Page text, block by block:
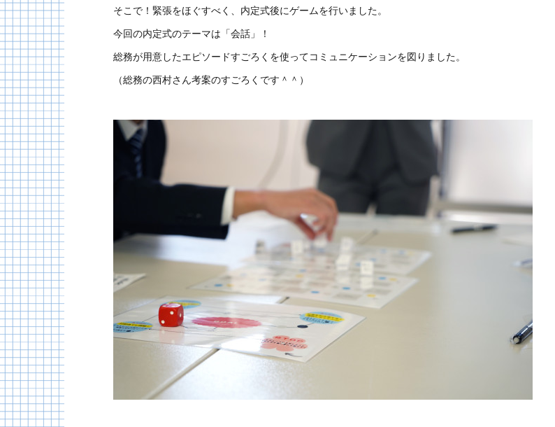
そこで！緊張をほぐすべく、内定式後にゲームを行いました。
今回の内定式のテーマは「会話」！
総務が用意したエピソードすごろくを使ってコミュニケーションを図りました。
（総務の西村さん考案のすごろくです＾＾）